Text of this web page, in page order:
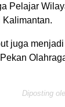
Pelajar
juga
Diposting